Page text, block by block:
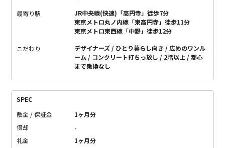
最寄り駅
JR中央線(快速)「高円寺」徒歩7分
東京メトロ丸ノ内線「東高円寺」徒歩11分
東京メトロ東西線「中野」徒歩12分
こだわり デザイナーズ ひとり暮らし向き
広めのワンル
ーム
コンクリート打ちっ放し 2階以上
都心
まで乗換なし
SPEC
敷金 / 保証金
1ヶ月分
償却
-
礼金
1ヶ月分